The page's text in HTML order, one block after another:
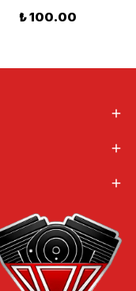
₺ 100.00